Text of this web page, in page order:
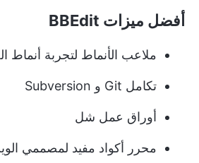
أفضل ميزات BBEdit
ملاعب الأنماط لتجربة أنماط
تكامل Git و Subversion
أوراق عمل شل
محرر أكواد مفيد لمصممي